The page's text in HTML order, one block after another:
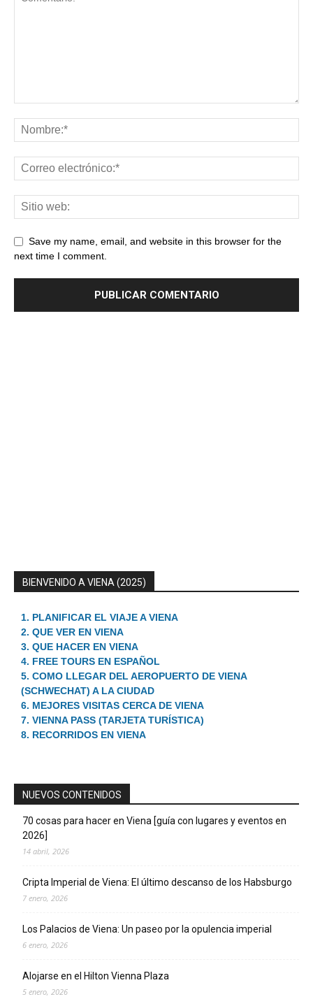
Save my name, email, and website in this browser for the
next time I comment.
BIENVENIDO A VIENA (2025)
1. PLANIFICAR EL VIAJE A VIENA
2. QUE VER EN VIENA
3. QUE HACER EN VIENA
4. FREE TOURS EN ESPAÑOL
5. COMO LLEGAR DEL AEROPUERTO DE VIENA
(SCHWECHAT) A LA CIUDAD
6. MEJORES VISITAS CERCA DE VIENA
7. VIENNA PASS (TARJETA TURÍSTICA)
8. RECORRIDOS EN VIENA
NUEVOS CONTENIDOS
70 cosas para hacer en Viena [guía con lugares y eventos en
2026]
14 abril, 2026
Cripta Imperial de Viena: El último descanso de los Habsburgo
7 enero, 2026
Los Palacios de Viena: Un paseo por la opulencia imperial
6 enero, 2026
Alojarse en el Hilton Vienna Plaza
5 enero, 2026